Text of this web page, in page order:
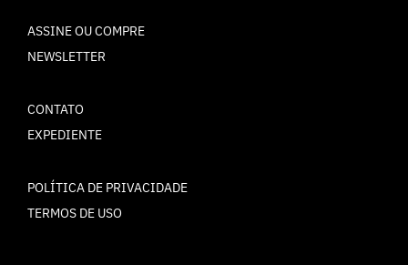
ASSINE OU COMPRE
NEWSLETTER
CONTATO
EXPEDIENTE
POLÍTICA DE PRIVACIDADE
TERMOS DE USO